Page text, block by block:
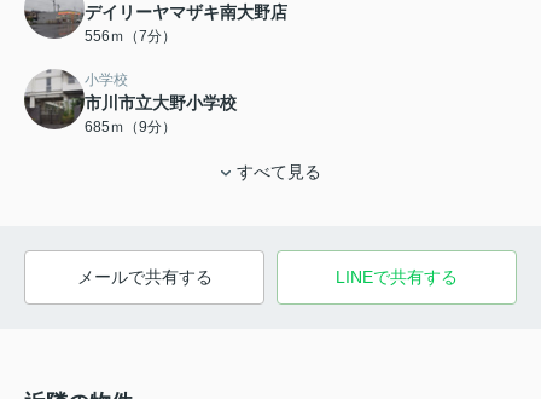
デイリーヤマザキ南大野店
556ｍ（7分）
小学校
市川市立大野小学校
685ｍ（9分）
すべて見る
メールで共有する LINEで共有する